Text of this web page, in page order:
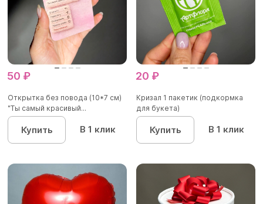
50 ₽
Открытка без повода (10*7 см)
"Ты самый красивый...
Купить В 1 клик
20 ₽
Кризал 1 пакетик (подкормка
для букета)
Купить В 1 клик